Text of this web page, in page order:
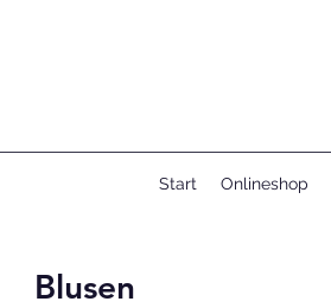
Start Onlineshop
Blusen